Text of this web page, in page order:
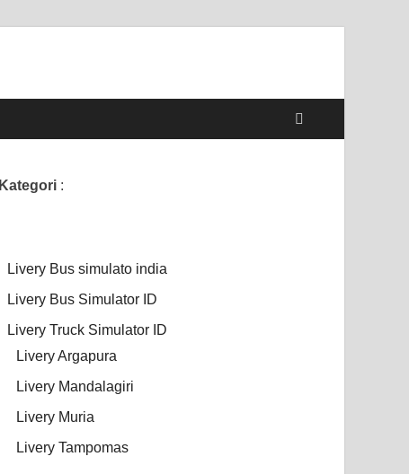
Kategori :
Livery Bus simulato india
Livery Bus Simulator ID
Livery Truck Simulator ID
Livery Argapura
Livery Mandalagiri
Livery Muria
Livery Tampomas